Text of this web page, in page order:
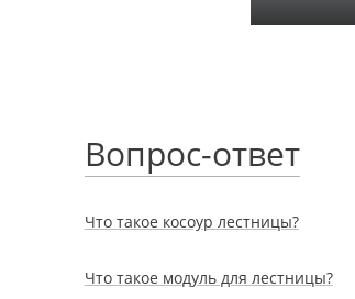
Вопрос-ответ
Что такое косоур лестницы?
Что такое модуль для лестницы?